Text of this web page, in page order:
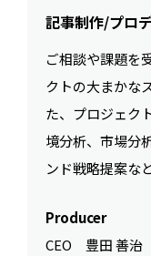
記事制作/プロ
ご相談や課題を
クトの大まかな
た、プロジェク
境分析、市場分
ンド戦略提案な
Producer
CEO 豊田 善治